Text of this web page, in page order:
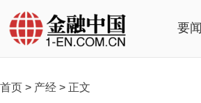
要闻
首页 > 产经 > 正文